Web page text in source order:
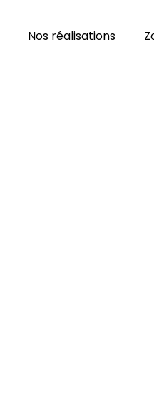
Nos réalisations